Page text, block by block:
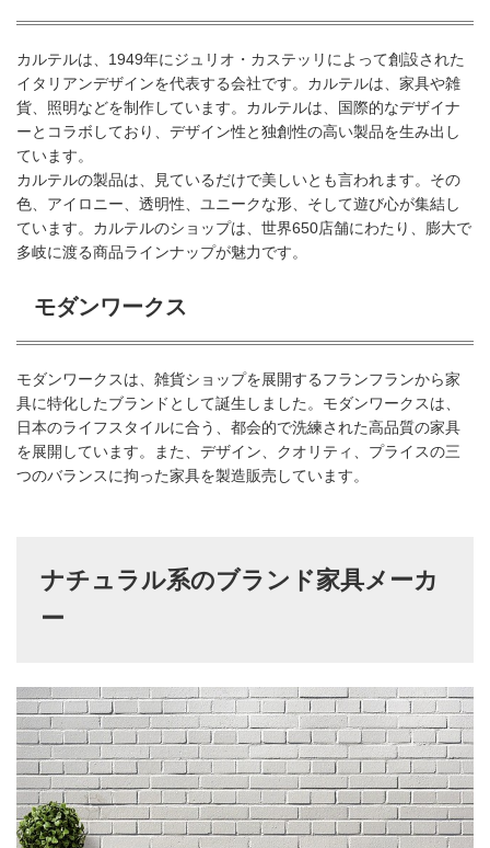
カルテルは、1949年にジュリオ・カステッリによって創設された
イタリアンデザインを代表する会社です。カルテルは、家具や雑
貨、照明などを制作しています。カルテルは、国際的なデザイナ
ーとコラボしており、デザイン性と独創性の高い製品を生み出し
ています。
カルテルの製品は、見ているだけで美しいとも言われます。その
色、アイロニー、透明性、ユニークな形、そして遊び心が集結し
ています。カルテルのショップは、世界650店舗にわたり、膨大で
多岐に渡る商品ラインナップが魅力です。
モダンワークス
モダンワークスは、雑貨ショップを展開するフランフランから家
具に特化したブランドとして誕生しました。モダンワークスは、
日本のライフスタイルに合う、都会的で洗練された高品質の家具
を展開しています。また、デザイン、クオリティ、プライスの三
つのバランスに拘った家具を製造販売しています。
ナチュラル系のブランド家具メーカ
ー